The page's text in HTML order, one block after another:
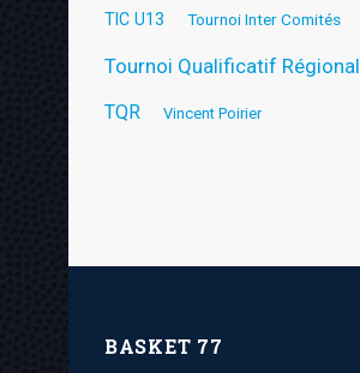
TIC U13 Tournoi Inter Comités
Tournoi Qualificatif Régional
TQR Vincent Poirier
BASKET 77